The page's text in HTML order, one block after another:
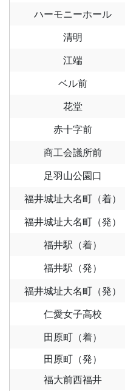
ハーモニーホール
清明
江端
ベル前
花堂
赤十字前
商工会議所前
足羽山公園口
福井城址大名町（着）
福井城址大名町（発）
福井駅（着）
福井駅（発）
福井城址大名町（発）
仁愛女子高校
田原町（着）
田原町（発）
福大前西福井